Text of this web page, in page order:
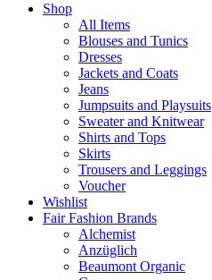
Shop
All Items
Blouses and Tunics
Dresses
Jackets and Coats
Jeans
Jumpsuits and Playsuits
Sweater and Knitwear
Shirts and Tops
Skirts
Trousers and Leggings
Voucher
Wishlist
Fair Fashion Brands
Alchemist
Anzüglich
Beaumont Organic